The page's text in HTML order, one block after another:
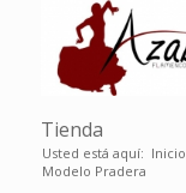
Tienda
Usted está aquí: Inicio
Modelo Pradera